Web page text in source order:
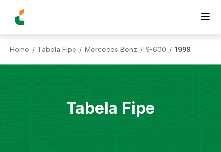
Home / Tabela Fipe / Mercedes Benz / S-600 / 1998
Tabela Fipe